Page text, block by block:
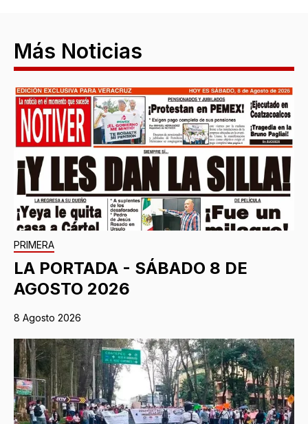
Más Noticias
PRIMERA
LA PORTADA - SÁBADO 8 DE
AGOSTO 2026
8 Agosto 2026